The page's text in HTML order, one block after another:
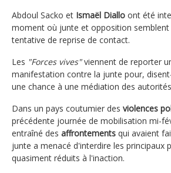
Abdoul Sacko et Ismaël Diallo ont été
moment où junte et opposition semblent
tentative de reprise de contact.
Les "Forces vives"viennent de reporter
manifestation contre la junte pour,
une chance à une médiation des
Dans un pays coutumier des violences
précédente journée de mobilisation mi-
entraîné des affrontements qui avaient
junte a menacé d'interdire les principaux
quasiment réduits à l'inaction.